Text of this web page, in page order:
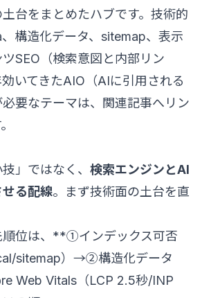
台をまとめたハブです。技術的
構造化データ、sitemap、表示
SEO（検索意図と内部リン
いてきたAIO（AIに引用される
要なテーマは、関連記事へリン
」ではなく、 検索エンジンとAI
る配線。まず技術面の土台を直
順位は、**①インデックス可否
sitemap）→②構造化データ
Web Vitals（LCP 2.5秒/INP